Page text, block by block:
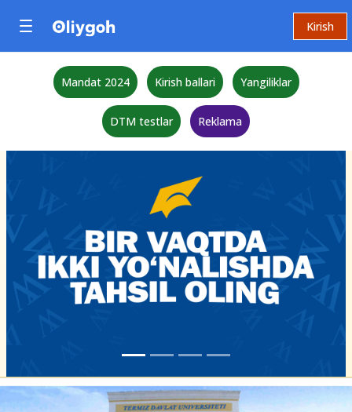
Kirish
Mandat 2024 Kirish ballari Yangiliklar
DTM testlar Reklama